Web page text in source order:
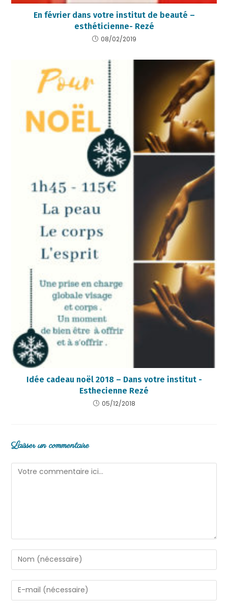
En février dans votre institut de beauté –
esthéticienne- Rezé
08/02/2019
Idée cadeau noël 2018 – Dans votre institut -
Esthecienne Rezé
05/12/2018
Laisser un commentaire